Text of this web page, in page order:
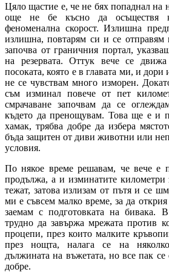
Цяло щастие е, че не бях попаднал на
още не бе късно да осъществя
феноменална скорост. Излишна
излишна, повтарям си и се
започва от граничния портал,
на резервата. Оттук вече се
посоката, която е в главата ми, и
не се чувствам много изморен.
съм изминал повече от пет
смрачаване започвам да се
където да пренощувам. Това ще е и
хамак, трябва добре да избера
бъда защитен от диви животни или
условия.
По някое време решавам, че вече е
продължа, а и изминатите километри
тежат, затова излизам от пътя и се
ми е съвсем малко време, за да
заемам с подготовката на
трудно да завържа мрежата против
процепи, през които малките
през нощта, налага се на
дължината на въжетата, но все пак се
добре.